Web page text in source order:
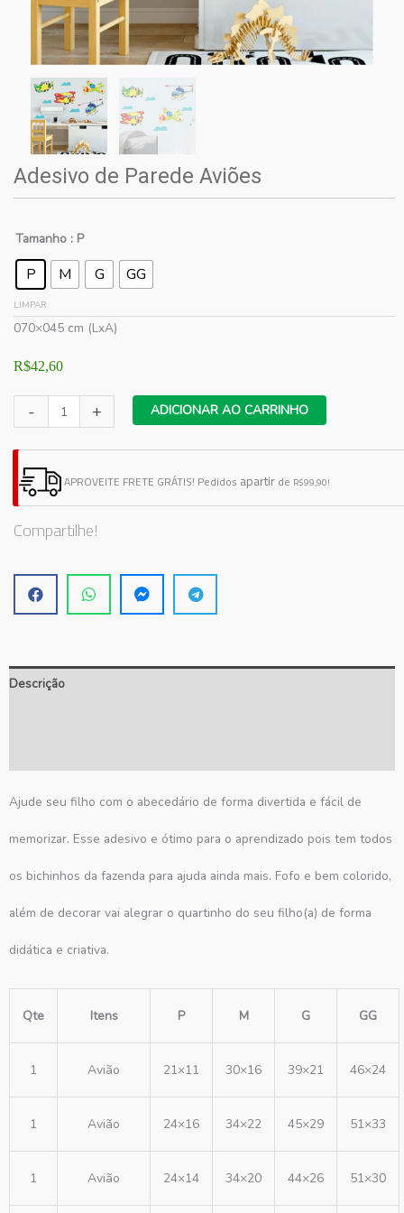
Adesivo de Parede Aviões
Tamanho : P
P M G GG
LIMPAR
070×045 cm (LxA)
R$42,60
-
de
Parede
Aviões
quantidade
+ ADICIONAR AO CARRINHO
APROVEITE FRETE GRÁTIS! Pedidos apartirde R$99,90!
Compartilhe!
Descrição
Ajude seu filho com o abecedário de forma divertida e fácil de
memorizar. Esse adesivo e ótimo para o aprendizado pois tem todos
os bichinhos da fazenda para ajuda ainda mais. Fofo e bem colorido,
além de decorar vai alegrar o quartinho do seu filho(a) de forma
didática e criativa.
Qte Itens P M G GG
1 Avião 21×11 30×16 39×21 46×24
1 Avião 24×16 34×22 45×29 51×33
1 Avião 24×14 34×20 44×26 51×30